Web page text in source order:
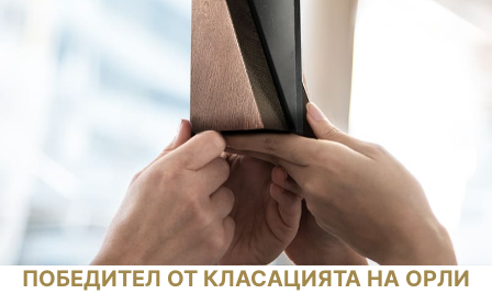
ПОБЕДИТЕЛ ОТ КЛАСАЦИЯТА НА ОРЛИ